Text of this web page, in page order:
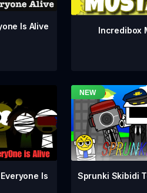
Is Alive Incredibox
Is
Sprunki Skibidi